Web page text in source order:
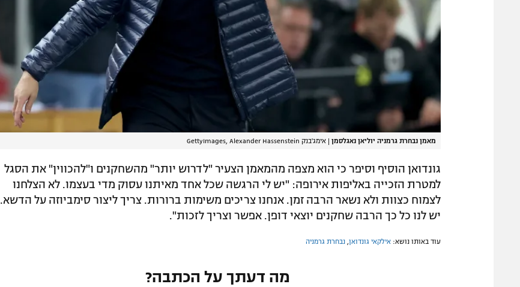
מאמן נבחרת גרמניה יוליאן נאגלסמן | אימג'בנק GettyImages, Alexander Hassenstein
גונדואן הוסיף וסיפר כי הוא מצפה מהמאמן הצעיר "לדרוש יותר" מהשחקנים ו"להכווין" את הסגל
למטרת הזכייה באליפות אירופה: "יש לי הרגשה שכל אחד מאיתנו עסוק מדי בעצמו. לא הצלחנו
לצמוח כצוות ולא נשאר הרבה זמן. אנחנו צריכים משימות ברורות. צריך ליצור סימביוזה על הדשא.
יש לנו כל כך הרבה שחקנים יוצאי דופן. אפשר וצריך לזכות".
עוד באותו נושא: אילקאי גונדואן נבחרת גרמניה
מה דעתך על הכתבה?